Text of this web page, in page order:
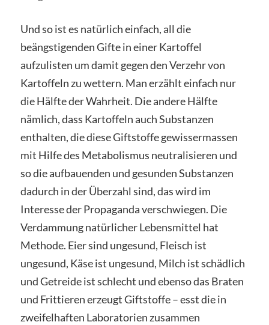
Und so ist es natürlich einfach, all die
beängstigenden Gifte in einer Kartoffel
aufzulisten um damit gegen den Verzehr von
Kartoffeln zu wettern. Man erzählt einfach nur
die Hälfte der Wahrheit. Die andere Hälfte
nämlich, dass Kartoffeln auch Substanzen
enthalten, die diese Giftstoffe gewissermassen
mit Hilfe des Metabolismus neutralisieren und
so die aufbauenden und gesunden Substanzen
dadurch in der Überzahl sind, das wird im
Interesse der Propaganda verschwiegen. Die
Verdammung natürlicher Lebensmittel hat
Methode. Eier sind ungesund, Fleisch ist
ungesund, Käse ist ungesund, Milch ist schädlich
und Getreide ist schlecht und ebenso das Braten
und Frittieren erzeugt Giftstoffe – esst die in
zweifelhaften Laboratorien zusammen